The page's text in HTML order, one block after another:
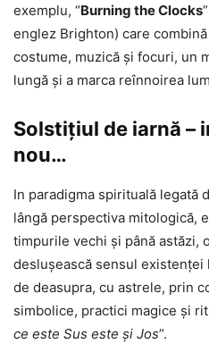
exemplu, “Burning the Clocks
englez Brighton) care
costume, muzică și focuri, un
lungă și a marca reînnoirea
Solstițiul de iarnă –
nou…
In paradigma spirituală legată
lângă perspectiva mitologică,
timpurile vechi şi până astăzi,
desluşească sensul
de deasupra, cu astrele, prin
simbolice, practici magice şi
ce este Sus este şi Jos”.